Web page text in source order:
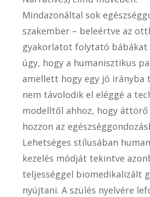
Mindazonáltal sok
szakember – beleértve az
gyakorlatot folytató bábákat
úgy, hogy a humanisztikus
amellett hogy egy jó irányba
nem távolodik el eléggé a
modelltől ahhoz, hogy
hozzon az
Lehetséges stílusában
kezelés módját tekintve
teljességgel biomedikalizált
nyújtani. A szülés nyelvére